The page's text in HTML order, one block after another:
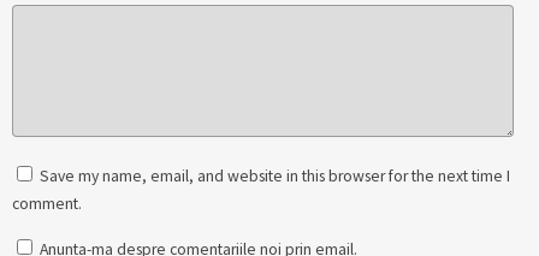
Save my name, email, and website in this browser for the next time I
comment.
Anunta-ma despre comentariile noi prin email.